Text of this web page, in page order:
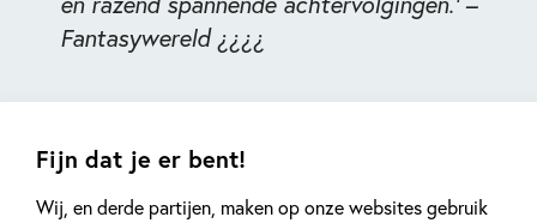
Fijn dat je er bent!
Wij, en derde partijen, maken op onze websites gebruik
Fantasywereld ¿¿¿¿